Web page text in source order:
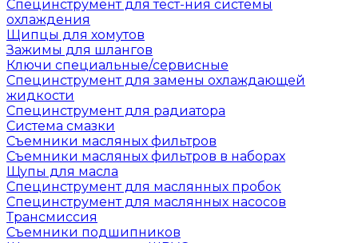
Специнструмент для тест-ния системы
охлаждения
Щипцы для хомутов
Зажимы для шлангов
Ключи специальные/сервисные
Специнструмент для замены охлаждающей
жидкости
Специнструмент для радиатора
Система смазки
Съемники масляных фильтров
Съемники масляных фильтров в наборах
Щупы для масла
Специнструмент для маслянных пробок
Специнструмент для маслянных насосов
Трансмиссия
Съемники подшипников